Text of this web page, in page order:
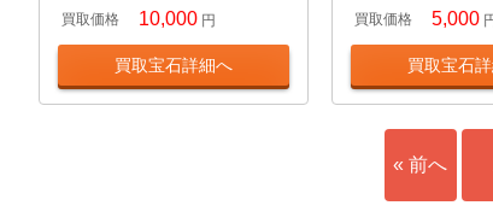
買取価格 10,000 円
買取宝石詳細へ
買取価格 5,000
買取宝石
« 前へ